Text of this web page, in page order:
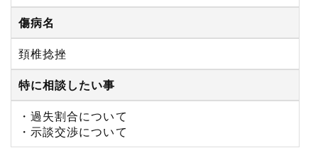
傷病名
頚椎捻挫
特に相談したい事
・過失割合について
・示談交渉について